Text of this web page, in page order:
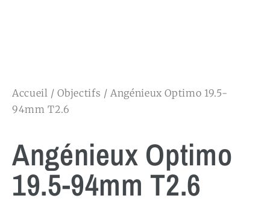
Accueil /Objectifs / Angénieux Optimo 19.5-
94mm T2.6
Angénieux Optimo
19.5-94mm T2.6